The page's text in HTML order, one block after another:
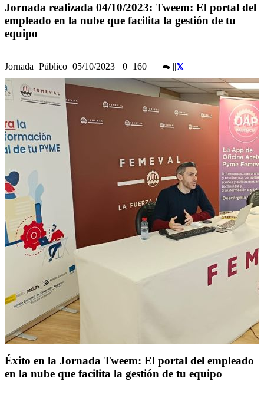
Jornada realizada 04/10/2023: Tweem: El portal del
empleado en la nube que facilita la gestión de tu
equipo
Jornada Público 05/10/2023 0 160 ||
Éxito en la Jornada Tweem: El portal del empleado
en la nube que facilita la gestión de tu equipo